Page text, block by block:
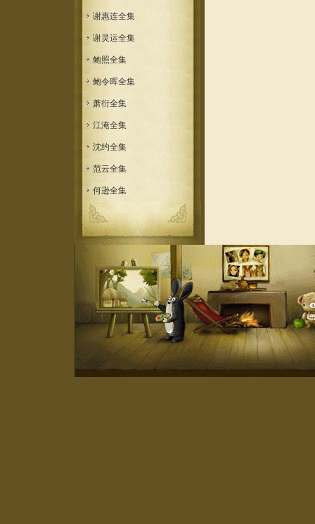
谢惠连全集
谢灵运全集
鲍照全集
鲍令晖全集
萧衍全集
江淹全集
沈约全集
范云全集
何逊全集